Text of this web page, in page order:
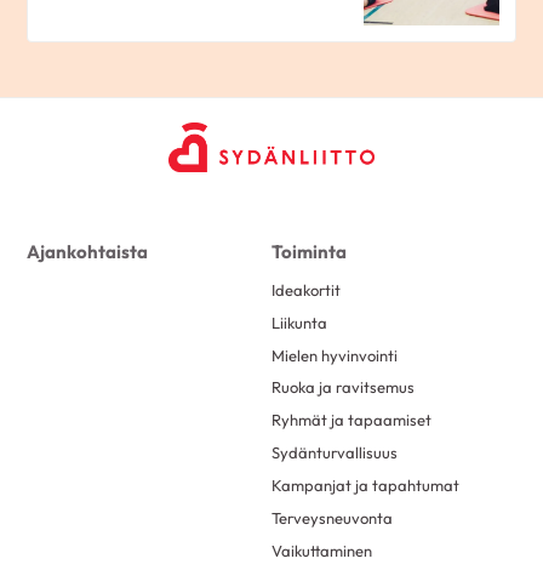
Ajankohtaista Toiminta
Ideakortit
Liikunta
Mielen hyvinvointi
Ruoka ja ravitsemus
Ryhmät ja tapaamiset
Sydänturvallisuus
Kampanjat ja tapahtumat
Terveysneuvonta
Vaikuttaminen